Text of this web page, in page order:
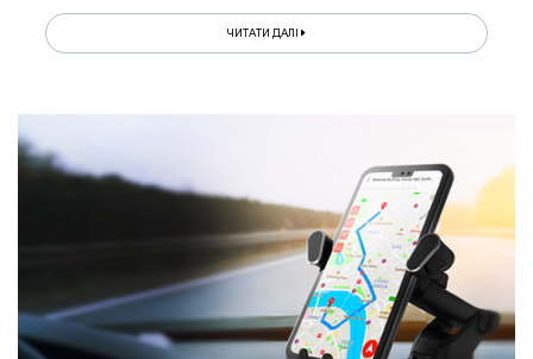
ЧИТАТИ ДАЛІ